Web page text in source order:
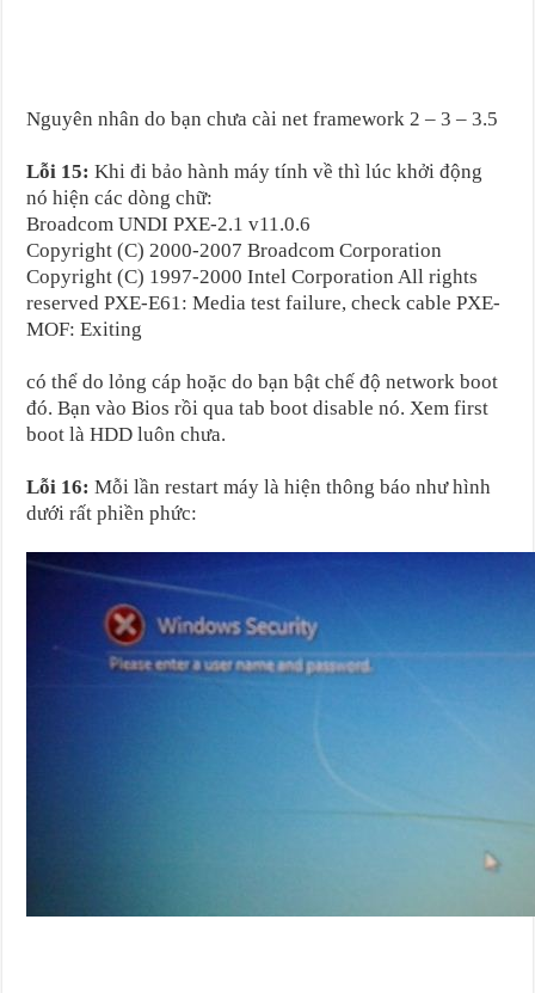
Nguyên nhân do bạn chưa cài net framework 2 – 3 – 3.5
Lỗi 15: Khi đi bảo hành máy tính về thì lúc khởi động
nó hiện các dòng chữ:
Broadcom UNDI PXE-2.1 v11.0.6
Copyright (C) 2000-2007 Broadcom Corporation
Copyright (C) 1997-2000 Intel Corporation All rights
reserved PXE-E61: Media test failure, check cable PXE-
MOF: Exiting
có thể do lỏng cáp hoặc do bạn bật chế độ network boot
đó. Bạn vào Bios rồi qua tab boot disable nó. Xem first
boot là HDD luôn chưa.
Lỗi 16: Mỗi lần restart máy là hiện thông báo như hình
dưới rất phiền phức: